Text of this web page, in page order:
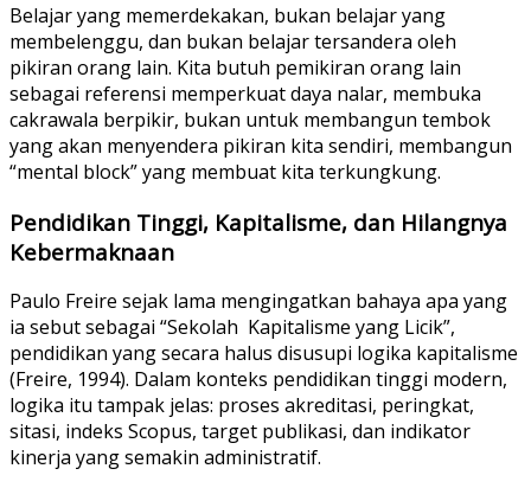
Belajar yang memerdekakan, bukan belajar yang
membelenggu, dan bukan belajar tersandera oleh
pikiran orang lain. Kita butuh pemikiran orang lain
sebagai referensi memperkuat daya nalar, membuka
cakrawala berpikir, bukan untuk membangun tembok
yang akan menyendera pikiran kita sendiri, membangun
“mental block” yang membuat kita terkungkung.
Pendidikan Tinggi, Kapitalisme, dan Hilangnya
Kebermaknaan
Paulo Freire sejak lama mengingatkan bahaya apa yang
ia sebut sebagai “Sekolah Kapitalisme yang Licik”,
pendidikan yang secara halus disusupi logika kapitalisme
(Freire, 1994). Dalam konteks pendidikan tinggi modern,
logika itu tampak jelas: proses akreditasi, peringkat,
sitasi, indeks Scopus, target publikasi, dan indikator
kinerja yang semakin administratif.